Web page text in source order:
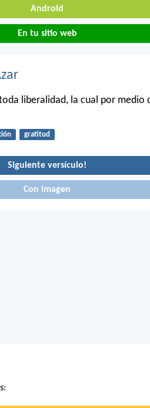
Android
En tu sitio web
liberalidad, la cual por medio
gratitud
Siguiente versículo!
Con imagen